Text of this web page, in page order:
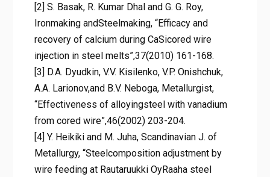
[2] S. Basak, R. Kumar Dhal and G. G. Roy,
Ironmaking andSteelmaking, “Efficacy and
recovery of calcium during CaSicored wire
injection in steel melts”,37(2010) 161-168.
[3] D.A. Dyudkin, V.V. Kisilenko, V.P. Onishchuk,
A.A. Larionov,and B.V. Neboga, Metallurgist,
“Effectiveness of alloyingsteel with vanadium
from cored wire”,46(2002) 203-204.
[4] Y. Heikiki and M. Juha, Scandinavian J. of
Metallurgy, “Steelcomposition adjustment by
wire feeding at Rautaruukki OyRaaha steel